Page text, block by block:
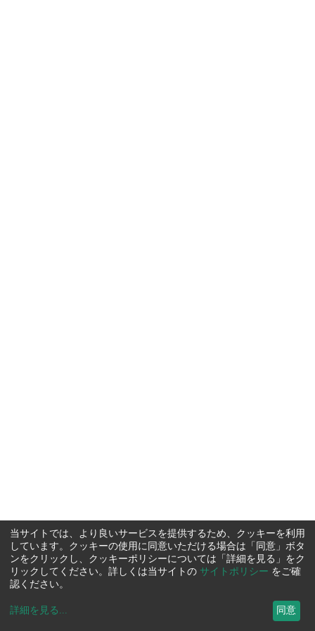
当サイトでは、より良いサービスを提供するため、クッキーを利用
しています。クッキーの使用に同意いただける場合は「同意」ボタ
ンをクリックし、クッキーポリシーについては「詳細を見る」をク
リックしてください。詳しくは当サイトの サイトポリシー をご確
認ください。
詳細を見る ... 同意